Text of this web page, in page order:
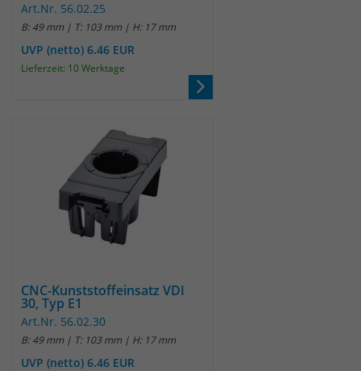
Art.Nr. 56.02.25
B: 49 mm | T: 103 mm | H: 17 mm
UVP (netto) 6.46 EUR
Lieferzeit: 10 Werktage
CNC-Kunststoffeinsatz VDI
30, Typ E1
Art.Nr. 56.02.30
B: 49 mm | T: 103 mm | H: 17 mm
UVP (netto) 6.46 EUR